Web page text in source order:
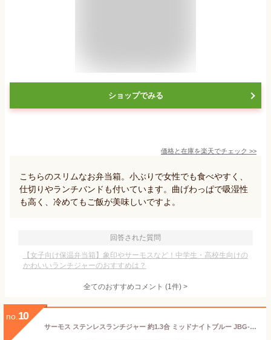
ショップでみる
価格と在庫を楽天でチェック >>
こちらのスリムなお弁当箱。小ぶりで女性でも食べやすく、
仕切りやランチバンドも付いています。曲げわっぱで吸湿性
も高く、冷めてもご飯が美味しいですよ。
回答された質問
【女子向け保温弁当箱】象印やサーモスなど！中学生・高校生向けの
かわいいランチジャーのおすすめは？
全てのおすすめコメント (1件) >
no. 10
サーモス ステンレスランチジャー 約1.3合 ミッドナイトブルー JBG-1801 MDB